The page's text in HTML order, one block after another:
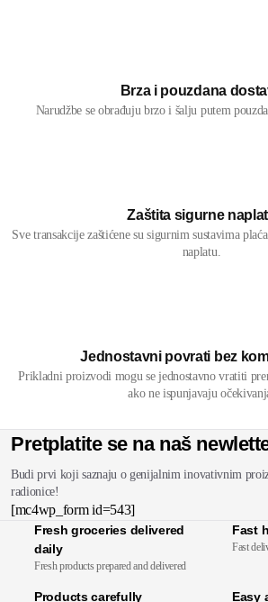
Brza i pouzdana
Narudžbe se obrađuju brzo i šalju putem
Zaštita sigurne
Sve transakcije zaštićene su sigurnim sustavima
naplatu.
Jednostavni povrati bez
Prikladni proizvodi mogu se jednostavno vratiti
ako ne ispunjavaju
Pretplatite se na naš
Budi prvi koji saznaju o genijalnim inovativnim
radionice!
[mc4wp_form id=543]
Fresh groceries delivered
daily
Fresh products prepared and delivered
Fast
Fast
Products carefully
Easy